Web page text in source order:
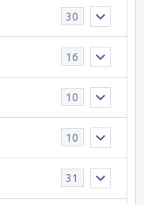
30
16
10
10
31